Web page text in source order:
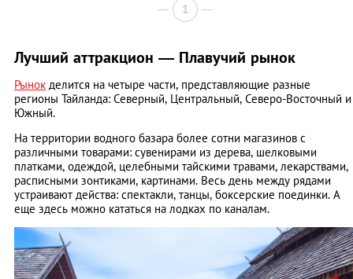
1
Лучший аттракцион — Плавучий рынок
Рынок делится на четыре части, представляющие разные
регионы Тайланда: Северный, Центральный, Северо-Восточный и
Южный.
На территории водного базара более сотни магазинов с
различными товарами: сувенирами из дерева, шелковыми
платками, одеждой, целебными тайскими травами, лекарствами,
расписными зонтиками, картинами. Весь день между рядами
устраивают действа: спектакли, танцы, боксерские поединки. А
еще здесь можно кататься на лодках по каналам.